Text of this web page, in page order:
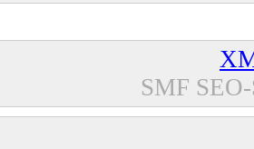
SMF